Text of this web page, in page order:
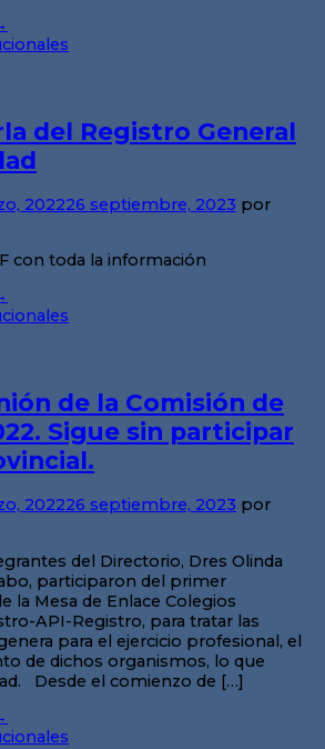
del Registro General
202226 septiembre, 2023 por
con toda la información
de la Comisión de
Sigue sin participar
202226 septiembre, 2023 por
del Directorio, Dres Olinda
participaron del primer
la Mesa de Enlace Colegios
API-Registro, para tratar las
para el ejercicio profesional, el
de dichos organismos, lo que
Desde el comienzo de […]